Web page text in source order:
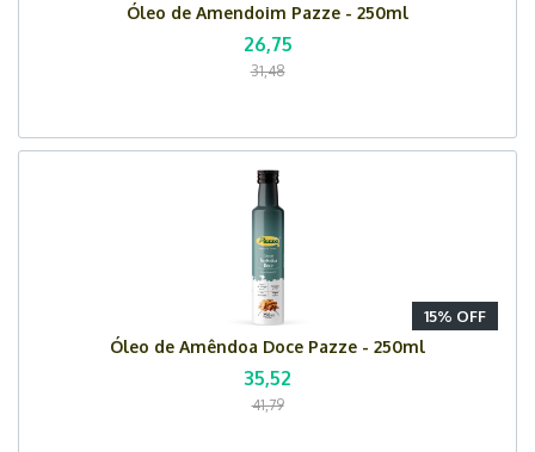
Óleo de Amendoim Pazze - 250ml
26,75
31,48
15% OFF
Óleo de Amêndoa Doce Pazze - 250ml
35,52
41,79